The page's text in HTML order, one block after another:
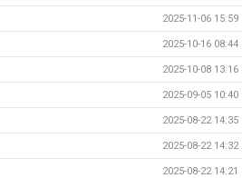
2025-11-06 15:59
2025-10-16 08:44
2025-10-08 13:16
2025-09-05 10:40
2025-08-22 14:35
2025-08-22 14:32
2025-08-22 14:21